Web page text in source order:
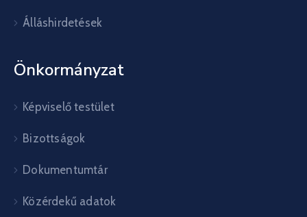
Álláshirdetések
Önkormányzat
Képviselő testület
Bizottságok
Dokumentumtár
Közérdekű adatok